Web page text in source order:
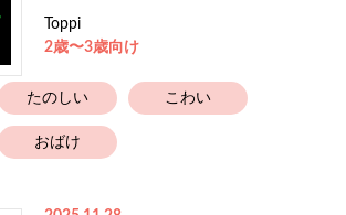
Toppi
2歳〜3歳向け
たのしい こわい
おばけ